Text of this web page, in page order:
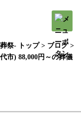
祭- トップ > ブログ>
市) 88,000円～の葬儀